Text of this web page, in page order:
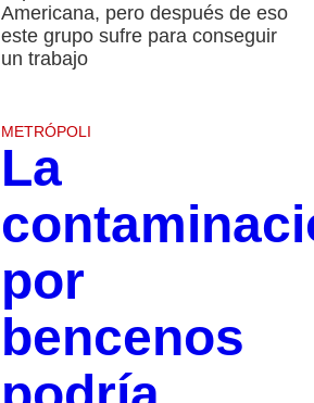
Americana, pero después de eso
este grupo sufre para conseguir
un trabajo
METRÓPOLI
La
por
bencenos